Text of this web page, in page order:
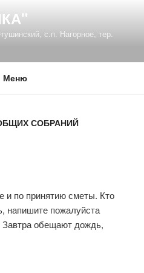
с.п. Нагорное, тер.
Меню
СОБРАНИЙ
и по принятию сметы. Кто
напишите пожалуйста
Завтра обещают дождь,